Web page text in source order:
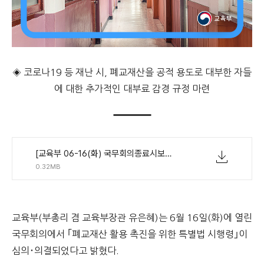
◈ 코로나19 등 재난 시, 폐교재산을 공적 용도로 대부한 자들
에 대한 추가적인 대부료 감경 규정 마련
[교육부 06-16(화) 국무회의종료시보도자료] 폐교재산 활용 촉진을 위한 특별법 시행령 개정 국무회의 통과.pdf
0.32MB
교육부(부총리 겸 교육부장관 유은혜)는 6월 16일(화)에 열린
국무회의에서 ｢폐교재산 활용 촉진을 위한 특별법 시행령｣이
심의･의결되었다고 밝혔다.